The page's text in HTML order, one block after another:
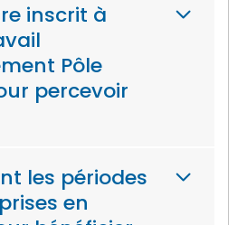
inscrit à
Pôle
percevoir
les périodes
en